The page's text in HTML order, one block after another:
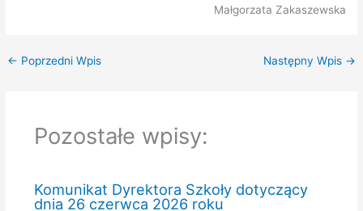
Małgorzata Zakaszewska
← Poprzedni Wpis Następny Wpis →
Pozostałe wpisy:
Komunikat Dyrektora Szkoły dotyczący
dnia 26 czerwca 2026 roku